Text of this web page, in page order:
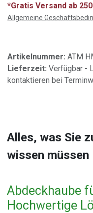
*Gratis Versand ab
Allgemeine
Artikelnummer: ATM
Lieferzeit: Verfügbar -
kontaktieren bei
Alles, was Sie
wissen müssen
Abdeckhaube
Hochwertige